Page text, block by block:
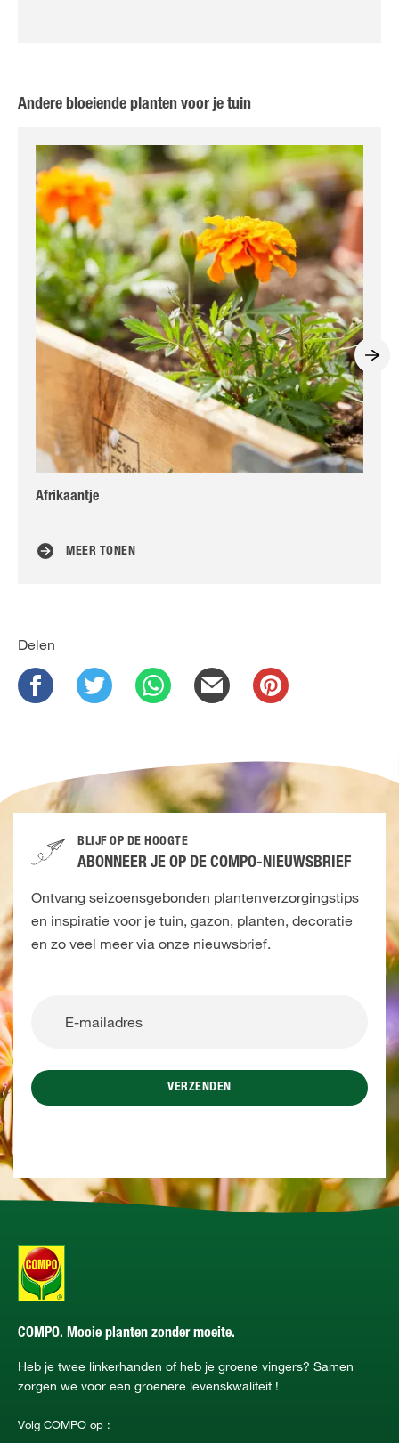
Andere bloeiende planten voor je tuin
Afrikaantje
MEER TONEN
Delen
BLIJF OP DE HOOGTE
ABONNEER JE OP DE COMPO-NIEUWSBRIEF
Ontvang seizoensgebonden plantenverzorgingstips
en inspiratie voor je tuin, gazon, planten, decoratie
en zo veel meer via onze nieuwsbrief.
VERZENDEN
COMPO. Mooie planten zonder moeite.
Heb je twee linkerhanden of heb je groene vingers? Samen
zorgen we voor een groenere levenskwaliteit !
Volg COMPO op :